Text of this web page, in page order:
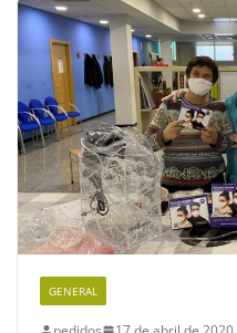
GENERAL